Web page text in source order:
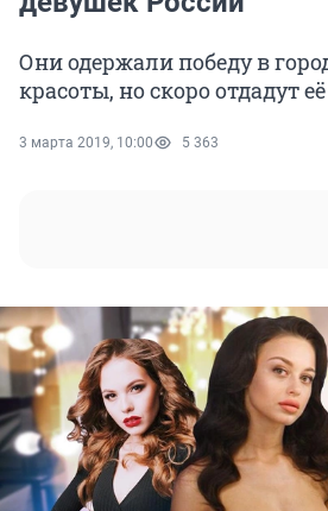
Они одержали победу в
красоты, но скоро отдадут
3 марта 2019, 10:00 5 363